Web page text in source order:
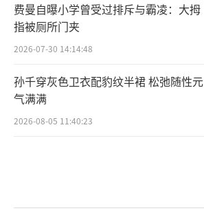
费曼自曝小学曾受过排斥与霸凌：大拇
指被厕所门夹
2026-07-30 14:14:48
孙千穿灰色卫衣配豹纹半裙 松弛随性元
气满满
2026-08-05 11:40:23